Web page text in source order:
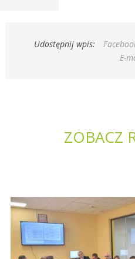
Udostępnij wpis:
E-
ZOBACZ